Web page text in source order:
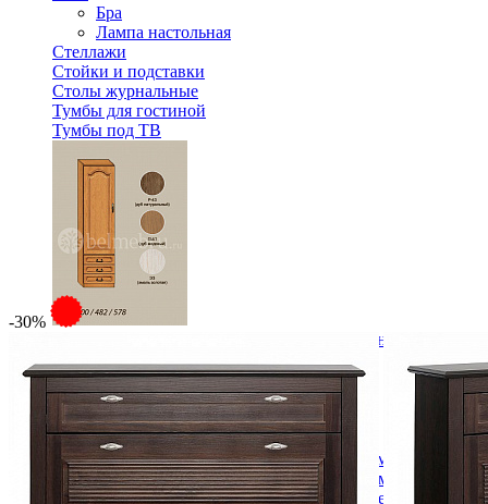
Бра
Лампа настольная
Стеллажи
Стойки и подставки
Столы журнальные
Тумбы для гостиной
Тумбы под ТВ
Модульная гостиная Вилия-М Шкаф комбинированный
60 672 ₽
В корзину
Спальня
Деревянные кровати с подъемным механизмом
Кровати односпальные с подъемным механизмом
Кровати двуспальные с подъемным механизмом
-30%